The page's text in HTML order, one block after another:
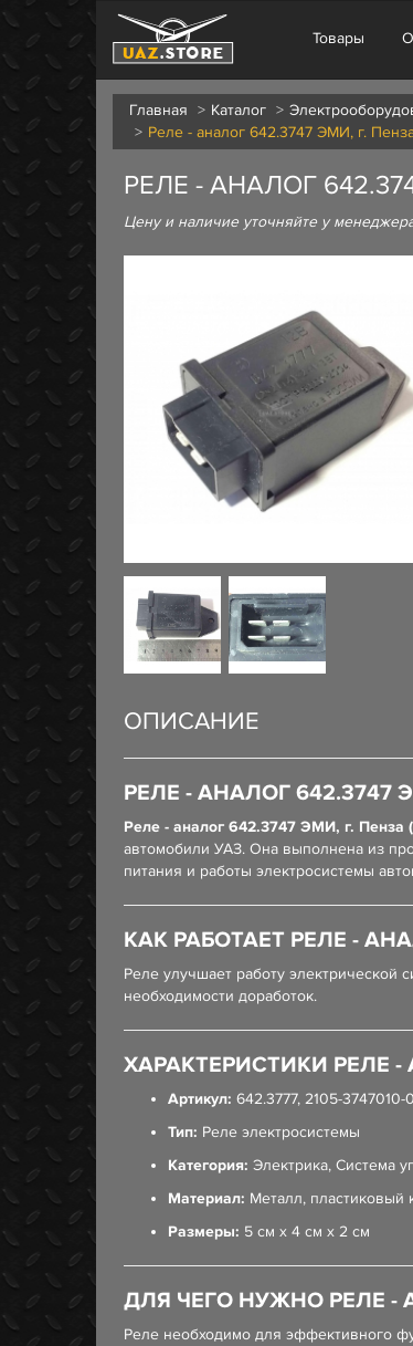
Товары
Главная Каталог
Реле - аналог 642.3747 ЭМИ, г.
РЕЛЕ - АНАЛОГ
Цену и наличие уточняйте у
ОПИСАНИЕ
РЕЛЕ - АНАЛОГ 642.3747
Реле - аналог 642.3747 ЭМИ, г. Пенза
автомобили УАЗ. Она выполнена из
питания и работы электросистемы
КАК РАБОТАЕТ РЕЛЕ -
Реле улучшает работу электрической
необходимости доработок.
ХАРАКТЕРИСТИКИ РЕЛЕ -
Артикул: 642.3777, 2105-3747010-
Тип: Реле электросистемы
Категория: Электрика, Система
Материал: Металл, пластиковый
Размеры: 5 см x 4 см x 2 см
ДЛЯ ЧЕГО НУЖНО РЕЛЕ -
Реле необходимо для эффективного